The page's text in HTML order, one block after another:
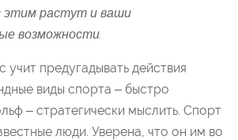
этим растут и ваши
возможности.
предугадывать действия
виды спорта – быстро
– стратегически мыслить. Спорт
люди. Уверена, что он им во